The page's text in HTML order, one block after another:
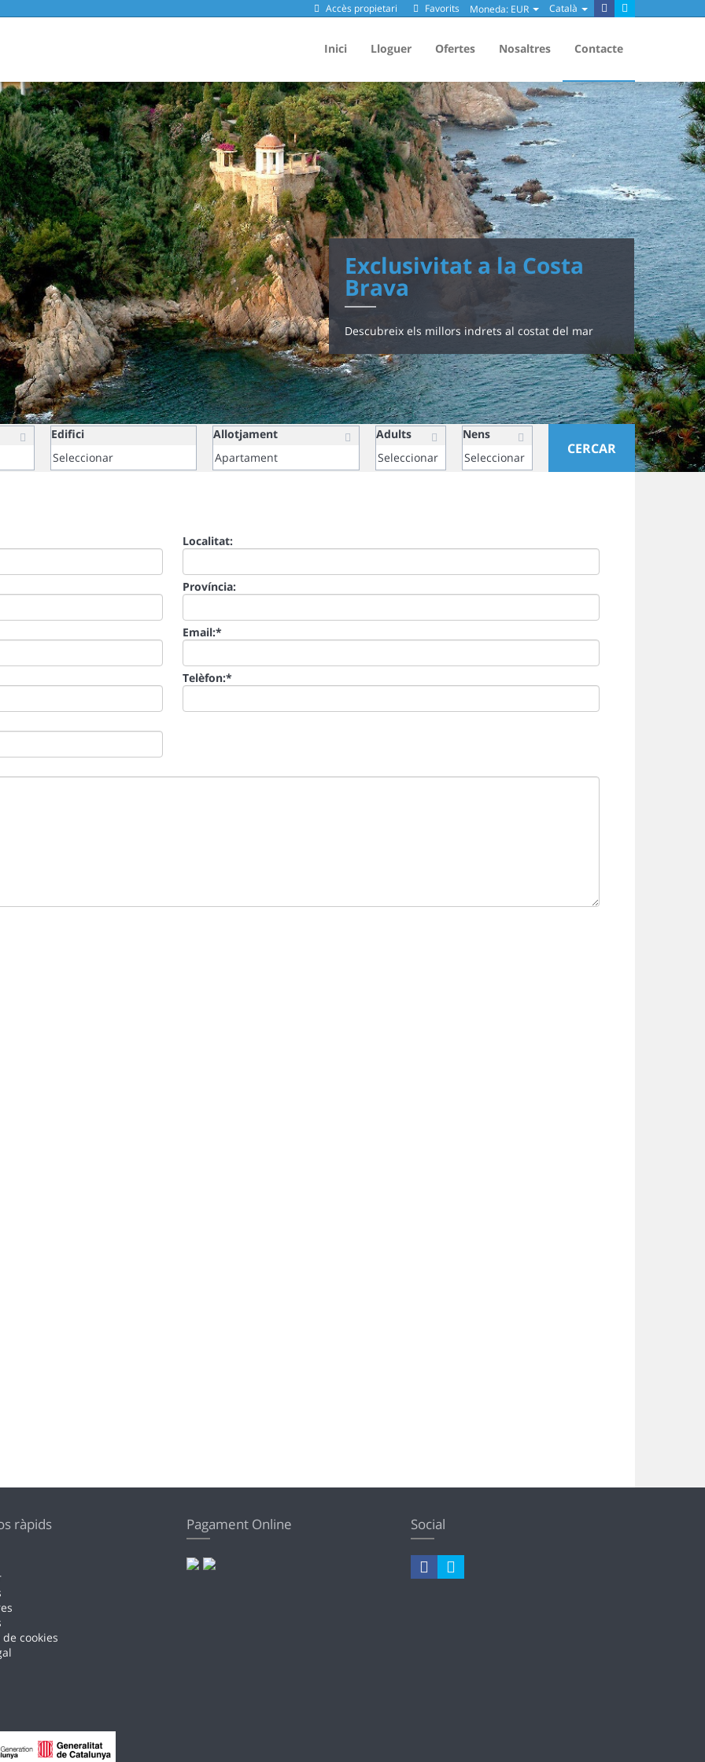
Català
Moneda: EUR
Favorits
Accès propietari
Inici Lloguer Ofertes Nosaltres Contacte
Exclusivitat a la Costa
Brava
Descubreix els millors indrets al costat del mar
Edifici Allotjament Adults Nens
CERCAR
Localitat:
Província:
Email:*
Telèfon:*
ràpids
cookies
Pagament Online Social